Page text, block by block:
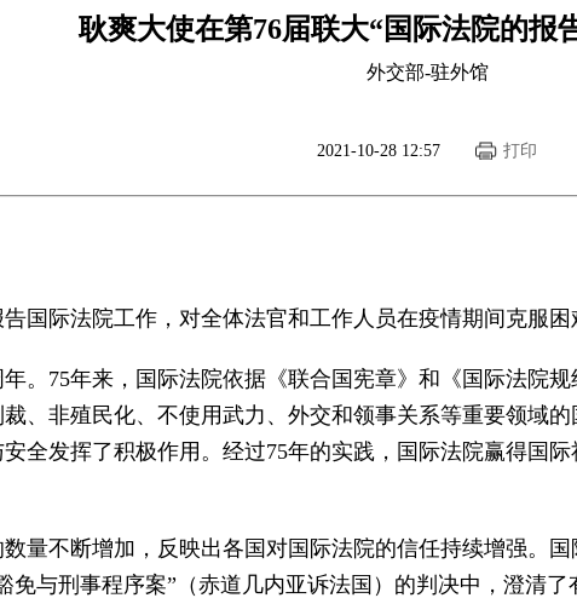
耿爽大使在第76届联大“国际法院的报
外交部-驻外馆
2021-10-28 12:57 打印
国际法院工作，对全体法官和工作人员在疫情期间克服
。75年来，国际法院依据《联合国宪章》和《国际法院
、非殖民化、不使用武力、外交和领事关系等重要领域
全发挥了积极作用。经过75年的实践，国际法院赢得国
量不断增加，反映出各国对国际法院的信任持续增强。
免与刑事程序案”（赤道几内亚诉法国）的判决中，澄清